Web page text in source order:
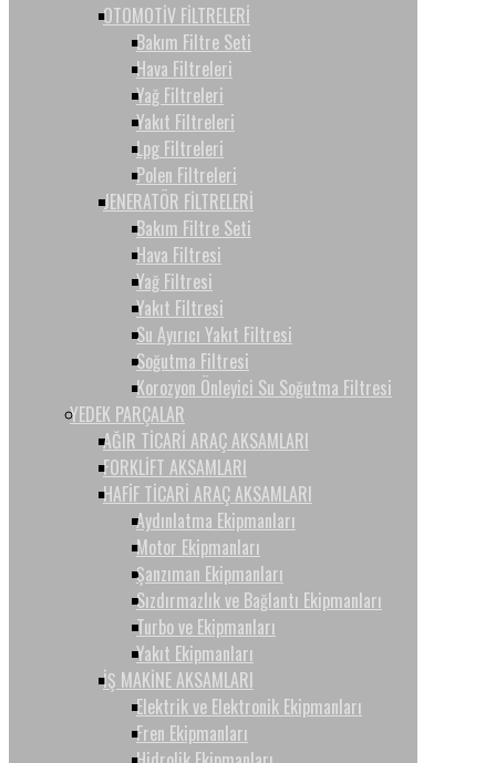
OTOMOTİV FİLTRELERİ
Bakım Filtre Seti
Hava Filtreleri
Yağ Filtreleri
Yakıt Filtreleri
Lpg Filtreleri
Polen Filtreleri
JENERATÖR FİLTRELERİ
Bakım Filtre Seti
Hava Filtresi
Yağ Filtresi
Yakıt Filtresi
Su Ayırıcı Yakıt Filtresi
Soğutma Filtresi
Korozyon Önleyici Su Soğutma Filtresi
YEDEK PARÇALAR
AĞIR TİCARİ ARAÇ AKSAMLARI
FORKLİFT AKSAMLARI
HAFİF TİCARİ ARAÇ AKSAMLARI
Aydınlatma Ekipmanları
Motor Ekipmanları
Şanzıman Ekipmanları
Sızdırmazlık ve Bağlantı Ekipmanları
Turbo ve Ekipmanları
Yakıt Ekipmanları
İŞ MAKİNE AKSAMLARI
Elektrik ve Elektronik Ekipmanları
Fren Ekipmanları